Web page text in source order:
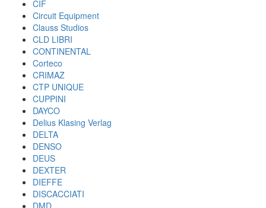
CIF
Circuit Equipment
Clauss Studios
CLD LIBRI
CONTINENTAL
Corteco
CRIMAZ
CTP UNIQUE
CUPPINI
DAYCO
Delius Klasing Verlag
DELTA
DENSO
DEUS
DEXTER
DIEFFE
DISCACCIATI
DMD